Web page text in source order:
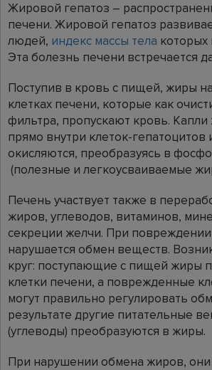
Жировой гепатоз –
печени. Жировой гепатоз
людей, индекс массы тела
Эта болезнь печени встречается
Поступив в кровь с пищей, жиры
клетках печени, которые как
фильтра, пропускают кровь. Капли
прямо внутри клеток-
окисляются, преобразуясь в
(полезные и легкоусваиваемые
Печень участвует также в
жиров, углеводов, витаминов,
секреции желчи. При
нарушается обмен веществ.
круг: поступающие с пищей жиры
клетки печени, а поврежденные
могут правильно регулировать
результате другие питательные
(углеводы) преобразуются в жиры.
При нарушении обмена жиров, они